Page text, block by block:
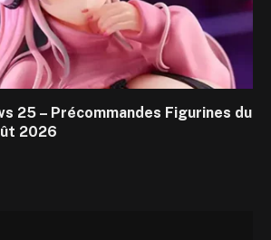
25 – Précommandes Figurines du
2026